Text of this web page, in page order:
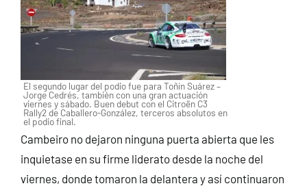
El segundo lugar del podio fue para Toñín Suárez –
Jorge Cedrés, también con una gran actuación
viernes y sábado. Buen debut con el Citroën C3
Rally2 de Caballero-González, terceros absolutos en
el podio final.
Cambeiro no dejaron ninguna puerta abierta que les
inquietase en su firme liderato desde la noche del
viernes, donde tomaron la delantera y así continuaron